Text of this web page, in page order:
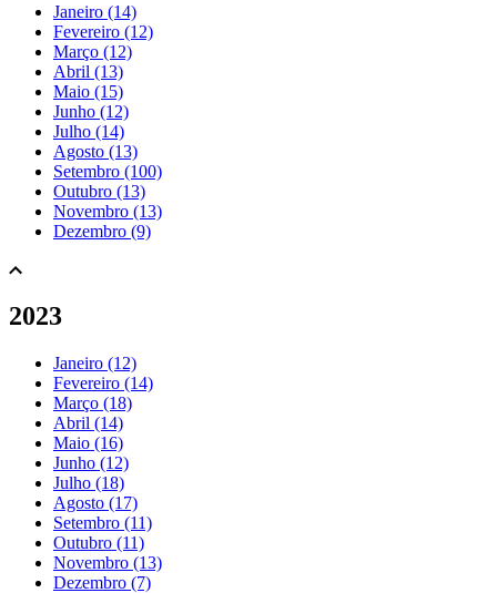
Janeiro (14)
Fevereiro (12)
Março (12)
Abril (13)
Maio (15)
Junho (12)
Julho (14)
Agosto (13)
Setembro (100)
Outubro (13)
Novembro (13)
Dezembro (9)
2023
Janeiro (12)
Fevereiro (14)
Março (18)
Abril (14)
Maio (16)
Junho (12)
Julho (18)
Agosto (17)
Setembro (11)
Outubro (11)
Novembro (13)
Dezembro (7)